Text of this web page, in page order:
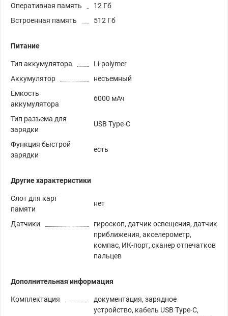
Оперативная память
12 Гб
Встроенная память
512 Гб
Питание
Тип аккумулятора
Li-polymer
Аккумулятор
несъемный
Емкость
аккумулятора
6000 мАч
Тип разъема для
зарядки
USB Type-C
Функция быстрой
зарядки
есть
Другие характеристики
Слот для карт
памяти
нет
Датчики
гироскоп, датчик освещения, датчик
приближения, акселерометр,
компас, ИК-порт, сканер отпечатков
пальцев
Дополнительная информация
Комплектация
документация, зарядное
устройство, кабель USB Type-C,